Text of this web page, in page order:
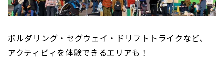
ボルダリング・セグウェイ・ドリフトトライクなど、
アクティビィを体験できるエリアも！